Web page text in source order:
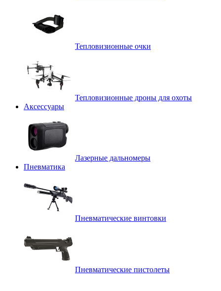
Тепловизионные очки
Тепловизионные дроны для охоты
Аксессуары
Лазерные дальномеры
Пневматика
Пневматические винтовки
Пневматические пистолеты